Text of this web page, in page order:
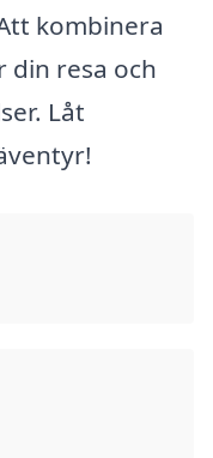
kombinera
resa och
Låt